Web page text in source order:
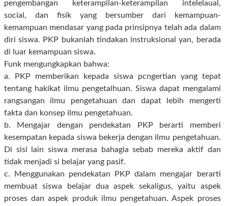
pengembangan keterampilan-keterampilan intelelaual,
social, dan fisik yang bersumber dari kemampuan-
kemampuan mendasar yang pada prinsipnya telah ada dalam
diri siswa. PKP bukanlah tindakan instruksional yan, berada
di luar kemampuan siswa.
Funk mengungkapkan bahwa:
a. PKP memberikan kepada siswa pcngertian yang tepat
tentang hakikat ilmu pengetalhuan. Siswa dapat mengalami
rangsangan ilmu pengetahuan dan dapat lebih mengerti
fakta dan konsep ilmu pengetahuan.
b. Mengajar dengan pendekatan PKP berarti memberi
kesempatan kepada siswa bekerja dengan ilmu pengetahuan.
Di sisi lain siswa merasa bahagia sebab mereka aktif dan
tidak menjadi si belajar yang pasif.
c. Menggunakan pendekatan PKP dalam mengajar berarti
membuat siswa belajar dua aspek sekaligus, yaitu aspek
proses dan aspek produk ilmu pengetahuan. Aspek proses